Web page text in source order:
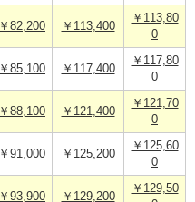
￥82,200 ￥113,400
￥113,80
0
￥85,100 ￥117,400
￥117,80
0
￥88,100 ￥121,400
￥121,70
0
￥91,000 ￥125,200
￥125,60
0
￥93,900 ￥129,200
￥129,50